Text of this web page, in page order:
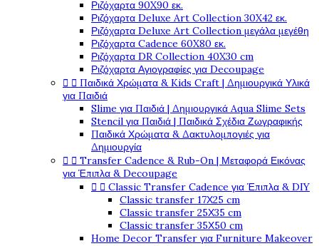
Ριζόχαρτα 90X90 εκ.
Ριζόχαρτα Deluxe Art Collection 30X42 εκ.
Ριζόχαρτα Deluxe Art Collection μεγάλα μεγέθη
Ριζόχαρτα Cadence 60X80 εκ.
Ριζόχαρτα DR Collection 40X30 cm
Ριζόχαρτα Αγιογραφίες για Decoupage
  Παιδικά Χρώματα & Kids Craft | Δημιουργικά Υλικά
για Παιδιά
Slime για Παιδιά | Δημιουργικά Aqua Slime Sets
Stencil για Παιδιά | Παιδικά Σχέδια Ζωγραφικής
Παιδικά Χρώματα & Δακτυλομπογιές για
Δημιουργία
  Transfer Cadence & Rub-On | Μεταφορά Εικόνας
για Έπιπλα & Decoupage
  Classic Transfer Cadence για Έπιπλα & DIY
Classic transfer 17Χ25 cm
Classic transfer 25Χ35 cm
Classic transfer 35Χ50 cm
Home Decor Transfer για Furniture Makeover